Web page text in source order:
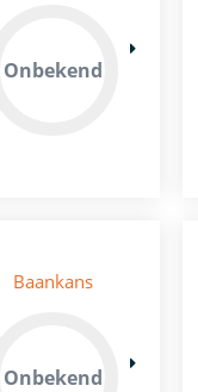
Onbekend
Baankans
Onbekend